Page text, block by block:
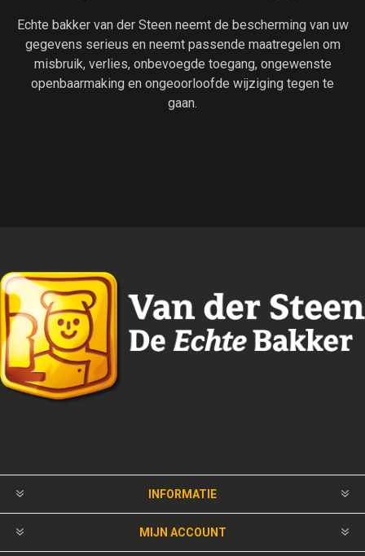
Echte bakker van der Steen neemt de bescherming van uw
gegevens serieus en neemt passende maatregelen om
misbruik, verlies, onbevoegde toegang, ongewenste
openbaarmaking en ongeoorloofde wijziging tegen te
gaan.
INFORMATIE
MIJN ACCOUNT